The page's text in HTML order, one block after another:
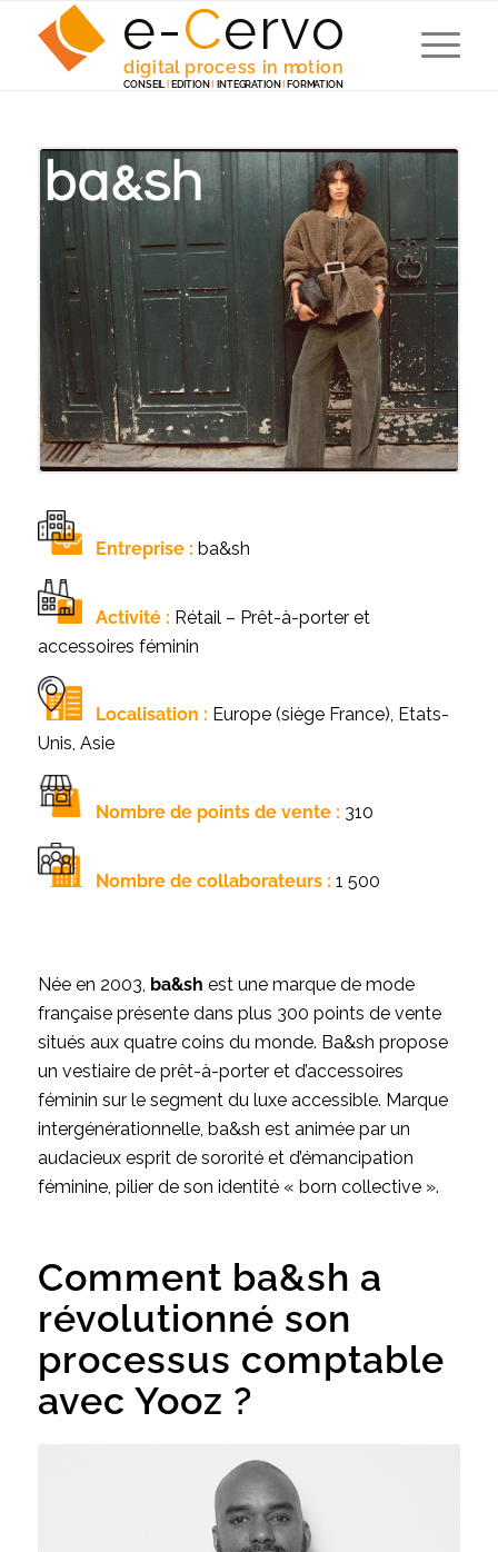
e-Cervo
digital process in motion
CONSEIL EDITION INTEGRATION FORMATION
Entreprise : ba&sh
Activité : Rétail – Prêt-à-porter et
accessoires féminin
Localisation : Europe (siège France), Etats-
Unis, Asie
Nombre de points de vente : 310
Nombre de collaborateurs : 1 500
Née en 2003, ba&sh est une marque de mode
française présente dans plus 300 points de vente
situés aux quatre coins du monde. Ba&sh propose
un vestiaire de prêt-à-porter et d’accessoires
féminin sur le segment du luxe accessible. Marque
intergénérationnelle, ba&sh est animée par un
audacieux esprit de sororité et d’émancipation
féminine, pilier de son identité « born collective ».
Comment ba&sh a
révolutionné son
processus comptable
avec Yooz ?